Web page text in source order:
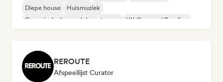
Diepe house
Huismuziek
Organische house / downtempo
UK Garage / Bassline
REROUTE
Afspeellijst Curator